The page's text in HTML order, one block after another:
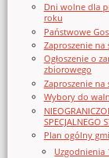
Dni wolne dla
roku
Państwowe
Zaproszenie na
Ogłoszenie o
zbiorowego
Zaproszenie na
Wybory do
SPECJALNEGO
Plan ogólny
Uzgodnienia